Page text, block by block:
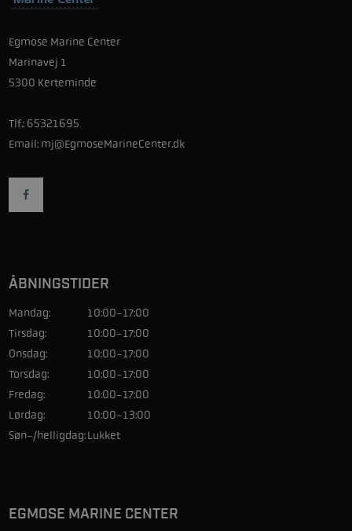
Egmose Marine Center
Marinavej 1
5300 Kerteminde
Tlf.: 65321695
Email: mj@EgmoseMarineCenter.dk
ÅBNINGSTIDER
Mandag:
10:00-17:00
Tirsdag:
10:00-17:00
Onsdag:
10:00-17:00
Torsdag:
10:00-17:00
Fredag:
10:00-17:00
Lørdag:
10:00-13:00
Søn-/helligdag:Lukket
EGMOSE MARINE CENTER